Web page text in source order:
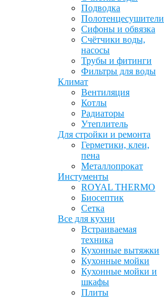
Подводка
Полотенцесушители
Сифоны и обвязка
Счётчики воды,
насосы
Трубы и фитинги
Фильтры для воды
Климат
Вентиляция
Котлы
Радиаторы
Утеплитель
Для стройки и ремонта
Герметики, клеи,
пена
Металлопрокат
Инстументы
ROYAL THERMO
Биосептик
Сетка
Все для кухни
Встраиваемая
техника
Кухонные вытяжки
Кухонные мойки
Кухонные мойки и
шкафы
Плиты